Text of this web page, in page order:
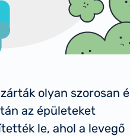
olyan szorosan
az épületeket
le, ahol a levegő